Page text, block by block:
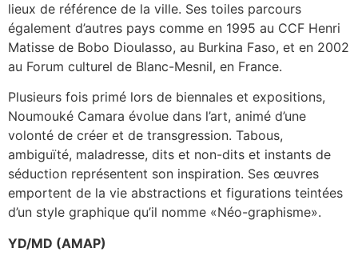
lieux de référence de la ville. Ses toiles parcours
également d’autres pays comme en 1995 au CCF Henri
Matisse de Bobo Dioulasso, au Burkina Faso, et en 2002
au Forum culturel de Blanc-Mesnil, en France.
Plusieurs fois primé lors de biennales et expositions,
Noumouké Camara évolue dans l’art, animé d’une
volonté de créer et de transgression. Tabous,
ambiguïté, maladresse, dits et non-dits et instants de
séduction représentent son inspiration. Ses œuvres
emportent de la vie abstractions et figurations teintées
d’un style graphique qu’il nomme «Néo-graphisme».
YD/MD (AMAP)